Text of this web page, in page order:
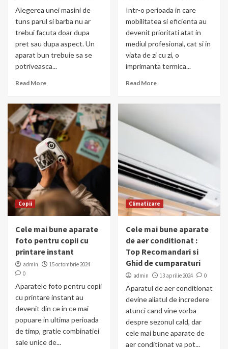
Alegerea unei masini de
tuns parul si barba nu ar
trebui facuta doar dupa
pret sau dupa aspect. Un
aparat bun trebuie sa se
potriveasca...
Read More
Intr-o perioada in care
mobilitatea si eficienta au
devenit prioritati atat in
mediul profesional, cat si in
viata de zi cu zi, o
imprimanta termica...
Read More
Copii
Cele mai bune aparate
foto pentru copii cu
printare instant
admin
15 octombrie 2024
0
Aparatele foto pentru copii
cu printare instant au
devenit din ce in ce mai
popuare in ultima perioada
de timp, gratie combinatiei
sale unice de...
Climatizare
Cele mai bune aparate
de aer conditionat :
Top Recomandari si
Ghid de cumparaturi
admin 13 aprilie 2024 0
Aparatul de aer conditionat
devine aliatul de incredere
atunci cand vine vorba
despre sezonul cald, dar
cele mai bune aparate de
aer conditionat va pot...